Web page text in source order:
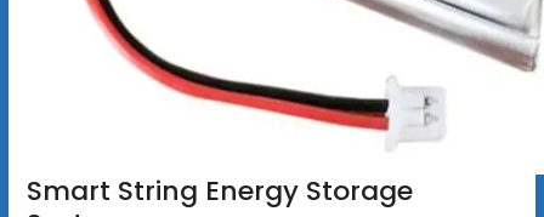
Smart String Energy Storage